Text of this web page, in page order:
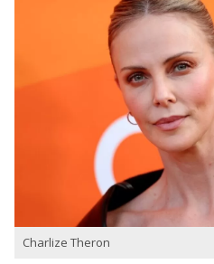
Charlize Theron